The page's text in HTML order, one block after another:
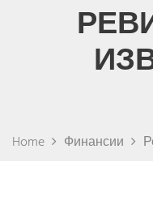
Home Финансии